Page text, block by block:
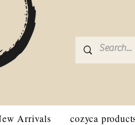
Arrivals cozyca